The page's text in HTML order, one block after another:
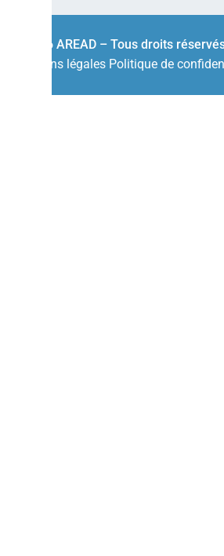
© 2026 AREAD – Tous droits
Mentions légales Politique de